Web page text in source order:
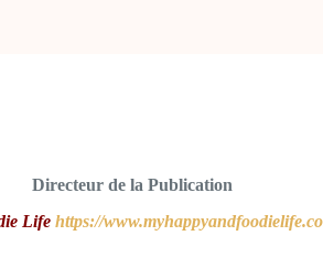
Directeur de la Publication
Life https://